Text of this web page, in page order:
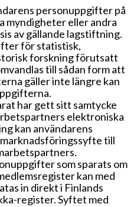
personuppgifter på
myndigheter eller andra
av gällande lagstiftning.
för statistisk,
forskning förutsatt
till sådan form att
gäller inte längre kan
har gett sitt samtycke
elektroniska
kan användarens
till
som sparats om
kan med
in direkt i Finlands
register. Syftet med